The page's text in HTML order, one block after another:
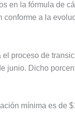
en la fórmula de
a la
proceso de
junio. Dicho
mínima es de